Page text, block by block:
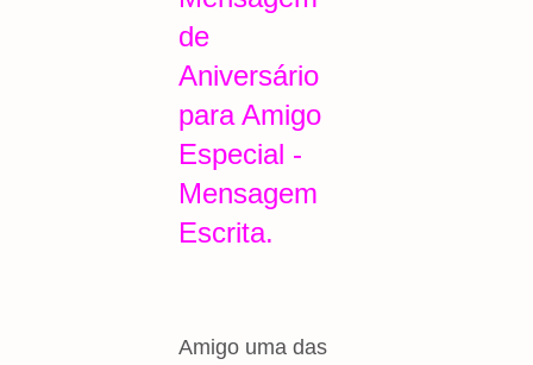
de
Aniversário
para Amigo
Especial -
Mensagem
Escrita.
Amigo uma das